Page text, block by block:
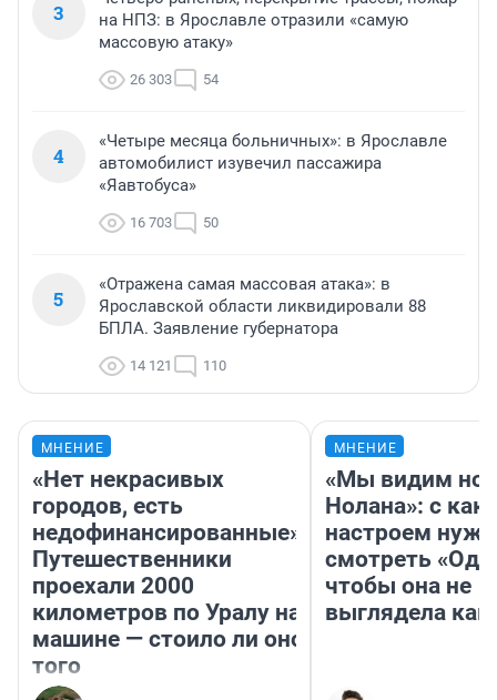
3
на НПЗ: в Ярославле отразили «самую
массовую атаку»
26 303 54
4
«Четыре месяца больничных»: в Ярославле
автомобилист изувечил пассажира
«Яавтобуса»
16 703 50
5
«Отражена самая массовая атака»: в
Ярославской области ликвидировали 88
БПЛА. Заявление губернатора
14 121 110
МНЕНИЕ
«Нет некрасивых
городов, есть
недофинансированные».
Путешественники
проехали 2000
километров по Уралу на
машине — стоило ли оно
того
МНЕНИЕ
«Мы видим
Нолана»: с
настроем
смотреть
чтобы она не
выглядела как